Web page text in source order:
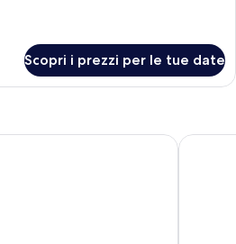
Scopri i prezzi per le tue date
Resort